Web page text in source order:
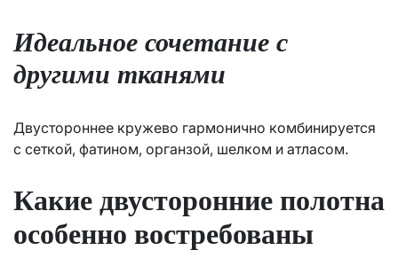
Идеальное сочетание с
другими тканями
Двустороннее кружево гармонично комбинируется
с сеткой, фатином, органзой, шелком и атласом.
Какие двусторонние полотна
особенно востребованы